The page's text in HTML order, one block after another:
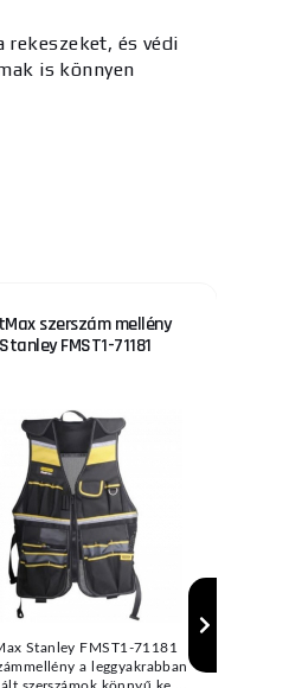
és védi
is könnyen
szerszám mellény
Stanley FMST1-71181
Stanley FMST1-71181
a leggyakrabban